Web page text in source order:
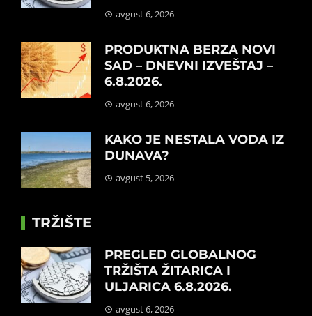
avgust 6, 2026
PRODUKTNA BERZA NOVI
SAD – DNEVNI IZVEŠTAJ –
6.8.2026.
avgust 6, 2026
KAKO JE NESTALA VODA IZ
DUNAVA?
avgust 5, 2026
TRŽIŠTE
PREGLED GLOBALNOG
TRŽIŠTA ŽITARICA I
ULJARICA 6.8.2026.
avgust 6, 2026